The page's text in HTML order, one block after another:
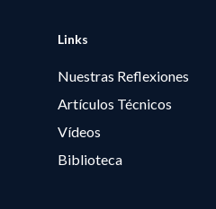
Links
Nuestras Reflexiones
Artículos Técnicos
Vídeos
Biblioteca